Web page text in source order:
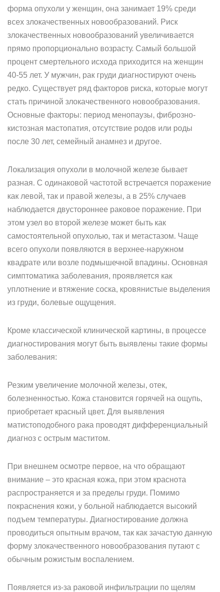
форма опухоли у женщин, она занимает 19% среди
всех злокачественных новообразований. Риск
злокачественных новообразований увеличивается
прямо пропорционально возрасту. Самый большой
процент смертельного исхода приходится на женщин
40-55 лет. У мужчин, рак груди диагностируют очень
редко. Существует ряд факторов риска, которые могут
стать причиной злокачественного новообразования.
Основные факторы: период менопаузы, фиброзно-
кистозная мастопатия, отсутствие родов или роды
после 30 лет, семейный анамнез и другое.
Локализация опухоли в молочной железе бывает
разная. С одинаковой частотой встречается поражение
как левой, так и правой железы, а в 25% случаев
наблюдается двустороннее раковое поражение. При
этом узел во второй железе может быть как
самостоятельной опухолью, так и метастазом. Чаще
всего опухоли появляются в верхнее-наружном
квадрате или возле подмышечной впадины. Основная
симптоматика заболевания, проявляется как
уплотнение и втяжение соска, кровянистые выделения
из груди, болевые ощущения.
Кроме классической клинической картины, в процессе
диагностирования могут быть выявлены такие формы
заболевания:
Резким увеличение молочной железы, отек,
болезненностью. Кожа становится горячей на ощупь,
приобретает красный цвет. Для выявления
матистоподобного рака проводят дифференциальный
диагноз с острым маститом.
При внешнем осмотре первое, на что обращают
внимание – это красная кожа, при этом краснота
распространяется и за пределы груди. Помимо
покраснения кожи, у больной наблюдается высокий
подъем температуры. Диагностирование должна
проводиться опытным врачом, так как зачастую данную
форму злокачественного новообразования путают с
обычным рожистым воспалением.
Появляется из-за раковой инфильтрации по щелям